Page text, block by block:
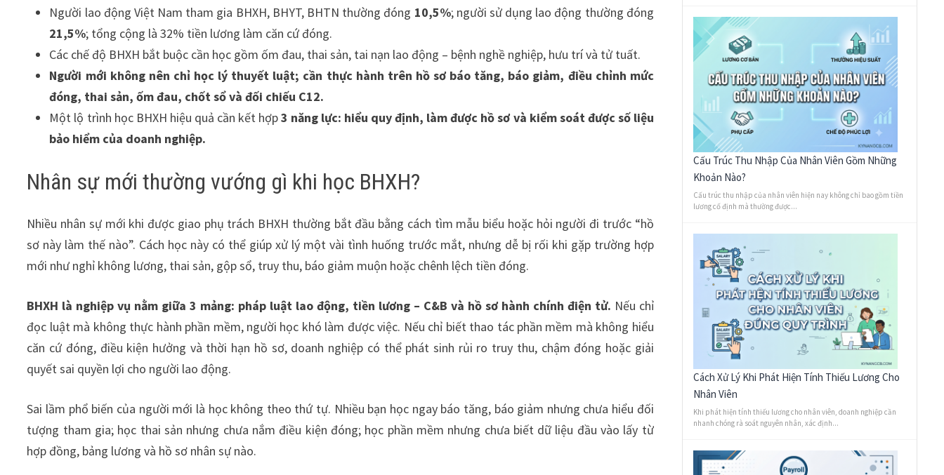
Người lao động Việt Nam tham gia BHXH, BHYT, BHTN thường đóng 10,5%; người sử dụng lao động thường đóng
21,5%; tổng cộng là 32% tiền lương làm căn cứ đóng.
Các chế độ BHXH bắt buộc cần học gồm ốm đau, thai sản, tai nạn lao động – bệnh nghề nghiệp, hưu trí và tử tuất.
Người mới không nên chỉ học lý thuyết luật; cần thực hành trên hồ sơ báo tăng, báo giảm, điều chỉnh mức
đóng, thai sản, ốm đau, chốt sổ và đối chiếu C12.
Một lộ trình học BHXH hiệu quả cần kết hợp3 năng lực: hiểu quy định, làm được hồ sơ và kiểm soát được số liệu
bảo hiểm của doanh nghiệp.
Nhân sự mới thường vướng gì khi học BHXH?
Nhiều nhân sự mới khi được giao phụ trách BHXH thường bắt đầu bằng cách tìm mẫu biểu hoặc hỏi người đi trước “hồ
sơ này làm thế nào”. Cách học này có thể giúp xử lý một vài tình huống trước mắt, nhưng dễ bị rối khi gặp trường hợp
mới như nghỉ không lương, thai sản, gộp sổ, truy thu, báo giảm muộn hoặc chênh lệch tiền đóng.
BHXH là nghiệp vụ nằm giữa 3 mảng: pháp luật lao động, tiền lương – C&B và hồ sơ hành chính điện tử. Nếu chỉ
đọc luật mà không thực hành phần mềm, người học khó làm được việc. Nếu chỉ biết thao tác phần mềm mà không hiểu
căn cứ đóng, điều kiện hưởng và thời hạn hồ sơ, doanh nghiệp có thể phát sinh rủi ro truy thu, chậm đóng hoặc giải
quyết sai quyền lợi cho người lao động.
Sai lầm phổ biến của người mới là học không theo thứ tự. Nhiều bạn học ngay báo tăng, báo giảm nhưng chưa hiểu đối
tượng tham gia; học thai sản nhưng chưa nắm điều kiện đóng; học phần mềm nhưng chưa biết dữ liệu đầu vào lấy từ
hợp đồng, bảng lương và hồ sơ nhân sự nào.
Cấu Trúc Thu Nhập Của Nhân Viên Gồm Những
Khoản Nào?
Cấu trúc thu nhập của nhân viên hiện nay không chỉ bao gồm tiền
lương cố định mà thường được...
Cách Xử Lý Khi Phát Hiện Tính Thiếu Lương Cho
Nhân Viên
Khi phát hiện tính thiếu lương cho nhân viên, doanh nghiệp cần
nhanh chóng rà soát nguyên nhân, xác định...